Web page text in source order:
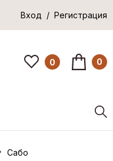
Вход / Регистрация
0 0
Сабо